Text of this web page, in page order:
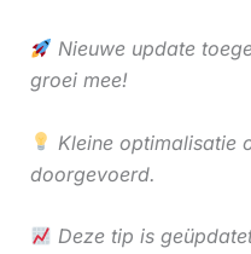
Nieuwe update
groei mee!
Kleine optimalisatie
doorgevoerd.
Deze tip is